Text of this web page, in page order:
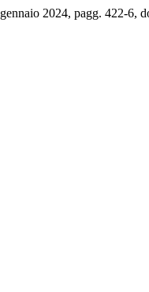
2024, pagg. 422-6,